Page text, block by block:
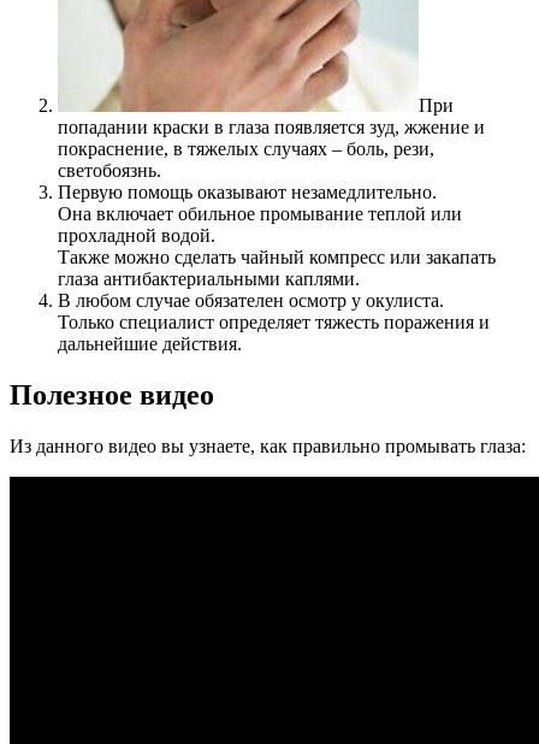
При
попадании краски в глаза появляется зуд, жжение и
покраснение, в тяжелых случаях – боль, рези,
светобоязнь.
Первую помощь оказывают незамедлительно.
Она включает обильное промывание теплой или
прохладной водой.
Также можно сделать чайный компресс или закапать
глаза антибактериальными каплями.
В любом случае обязателен осмотр у окулиста.
Только специалист определяет тяжесть поражения и
дальнейшие действия.
Полезное видео
Из данного видео вы узнаете, как правильно промывать глаза: